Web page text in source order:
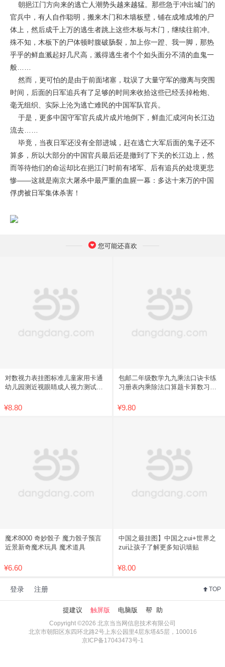
朝挹江门方向来的逃亡人潮势头越来越猛。那些急于冲出城门的
官兵中，有人自作聪明，搬来木门和木墙板壁，铺在成堆成堆的尸
体上，然后成千上万的逃生者跳上这些木板与木门，继续往前冲。
殊不知，木板下的尸体顿时腹破肠裂，加上你一蹬、我一脚，那热
乎乎的鲜血溅起好几尺高，溅得逃生者个个如头面分不清的血鬼一
般……
然而，更可怕的是由于前面堵塞，耽误了大量守军的撤离与突围
时间，后面的日军追兵有了足够的时间来收拾这些已经丢掉枪炮、
毫无组织、实际上沦为逃亡难民的中国军队官兵。
于是，更多中国守军官兵成片成片地倒下，鲜血汇成河向长江边
流去……
毕竟，当夜日军还没有全部进城，赶在逃亡大军后面的鬼子还不
算多，所以大部分的中国官兵最后还是撤到了下关的长江边上，然
而等待他们的命运却比在挹江门时前有堵军、后有追兵的处境更悲
惨——这就是南京大屠杀中最严重的血腥一幕：多达十来万的中国
俘虏被日军集体杀害！
您可能还喜欢
对数视力表挂图标准儿童家用卡通
幼儿园测近视眼睛成人视力测试表
¥8.80
包邮二年级数学九九乘法口诀卡练
习册表内乘除法口算题卡算数习题
¥9.80
魔术8000 奇妙骰子 魔力骰子预言
近景新奇魔术玩具 魔术道具
¥6.60
中国之最挂图】中国之zui+世界之
zui让孩子了解更多知识墙贴
¥8.00
登录 注册 TOP
提建议 触屏版 电脑版 帮 助
Copyright ©2026 北京当当网信息技术有限公司
北京市朝阳区东四环北路2号上东公园里4层东塔&5层，100016
京ICP备17043473号-1